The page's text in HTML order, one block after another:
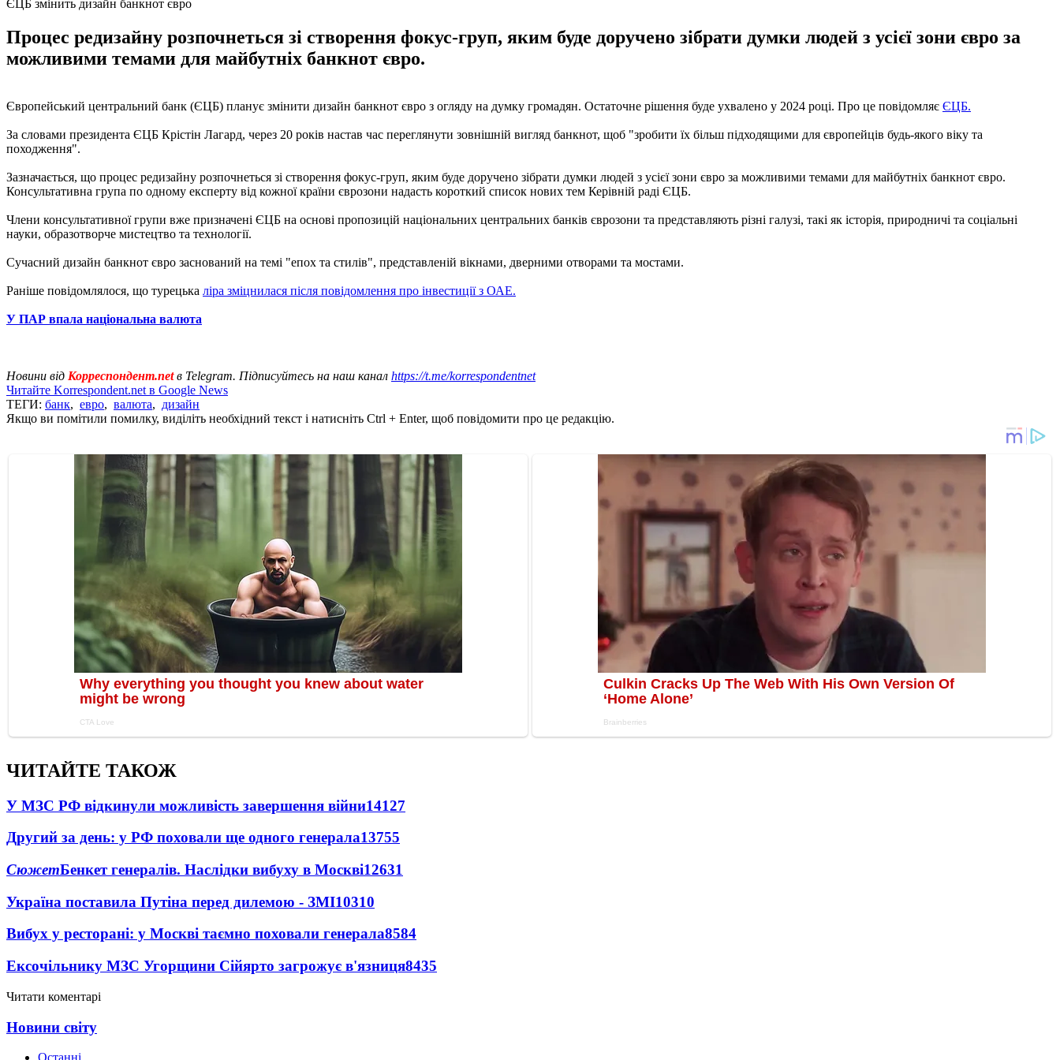
ЄЦБ змінить дизайн банкнот євро
Процес редизайну розпочнеться зі створення фокус-груп, яким буде доручено зібрати думки людей з усієї зони євро за
можливими темами для майбутніх банкнот євро.
Європейський центральний банк (ЄЦБ) планує змінити дизайн банкнот євро з огляду на думку громадян. Остаточне рішення буде ухвалено у 2024 році. Про це повідомляє ЄЦБ.
За словами президента ЄЦБ Крістін Лагард, через 20 років настав час переглянути зовнішній вигляд банкнот, щоб "зробити їх більш підходящими для європейців будь-якого віку та
походження".
Зазначається, що процес редизайну розпочнеться зі створення фокус-груп, яким буде доручено зібрати думки людей з усієї зони євро за можливими темами для майбутніх банкнот євро.
Консультативна група по одному експерту від кожної країни єврозони надасть короткий список нових тем Керівній раді ЄЦБ.
Члени консультативної групи вже призначені ЄЦБ на основі пропозицій національних центральних банків єврозони та представляють різні галузі, такі як історія, природничі та соціальні
науки, образотворче мистецтво та технології.
Сучасний дизайн банкнот євро заснований на темі "епох та стилів", представленій вікнами, дверними отворами та мостами.
Раніше повідомлялося, що турецька ліра зміцнилася після повідомлення про інвестиції з ОАЕ.
У ПАР впала національна валюта
Новини від Корреспондент.netв Telegram. Підписуйтесь на наш канал https://t.me/korrespondentnet
Читайте Korrespondent.net в Google News
ТЕГИ: банк, евро, валюта, дизайн
Якщо ви помітили помилку, виділіть необхідний текст і натисніть Ctrl + Enter, щоб повідомити про це редакцію.
ЧИТАЙТЕ ТАКОЖ
У МЗС РФ відкинули можливість завершення війни14127
Другий за день: у РФ поховали ще одного генерала13755
СюжетБенкет генералів. Наслідки вибуху в Москві12631
Україна поставила Путіна перед дилемою - ЗМІ10310
Вибух у ресторані: у Москві таємно поховали генерала8584
Ексочільнику МЗС Угорщини Сійярто загрожує в'язниця8435
Читати коментарі
Новини світу